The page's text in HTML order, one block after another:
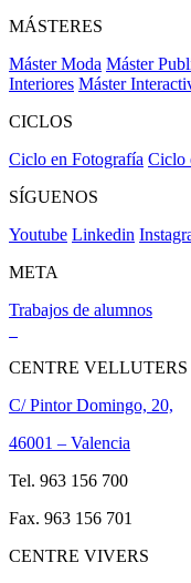
MÁSTERES
Máster Moda Máster
Interiores Máster
CICLOS
Ciclo en Fotografía Ciclo
SÍGUENOS
Youtube Linkedin
META
Trabajos de alumnos
CENTRE VELLUTERS
C/ Pintor Domingo, 20,
46001 – Valencia
Tel. 963 156 700
Fax. 963 156 701
CENTRE VIVERS